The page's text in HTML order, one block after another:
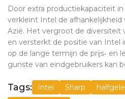
Door extra productiekapaciteit
verkleint Intel de afhankelijkheid
Azië. Het vergroot de diversiteit
en versterkt de positie van Intel
op de lange termijn de prijs‑ en
gunste van eindgebruikers kan
Tags: Intel Sharp